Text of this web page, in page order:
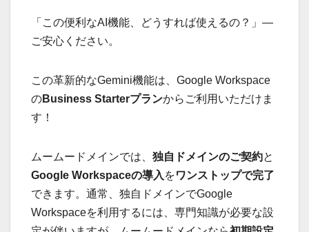
「この便利なAI機能、どうすれば使えるの？」—
ご安心ください。
この革新的なGemini機能は、Google Workspace
のBusiness Starterプランからご利用いただけま
す！
ムームードメインでは、 独自ドメインのご契約と
Google Workspaceの導入 をワンストップで完了
できます。通常、独自ドメインでGoogle
Workspaceを利用するには、専門知識が必要な設